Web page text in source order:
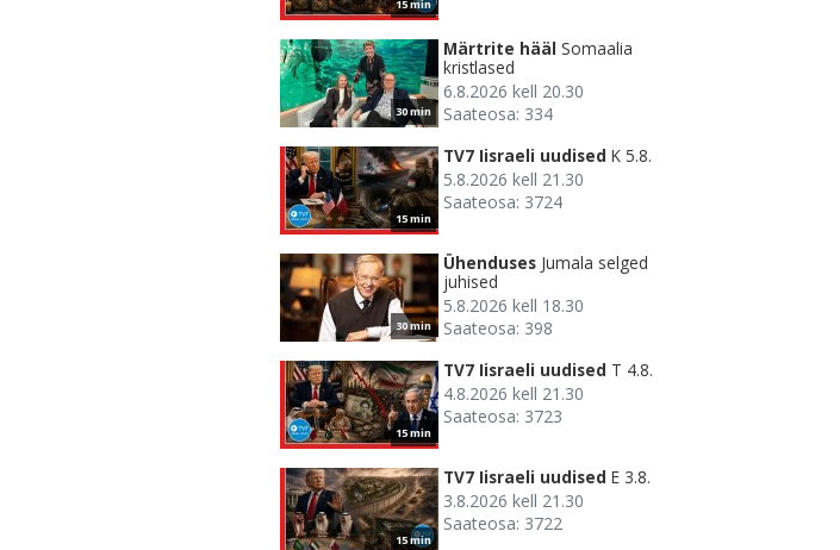
15 min
30 min
Märtrite hääl Somaalia
kristlased
6.8.2026 kell 20.30
Saateosa: 334
15 min
TV7 Iisraeli uudised K 5.8.
5.8.2026 kell 21.30
Saateosa: 3724
30 min
Ühenduses Jumala selged
juhised
5.8.2026 kell 18.30
Saateosa: 398
15 min
TV7 Iisraeli uudised T 4.8.
4.8.2026 kell 21.30
Saateosa: 3723
15 min
TV7 Iisraeli uudised E 3.8.
3.8.2026 kell 21.30
Saateosa: 3722